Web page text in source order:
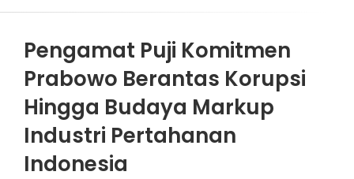
Pengamat Puji Komitmen
Prabowo Berantas Korupsi
Hingga Budaya Markup
Industri Pertahanan
Indonesia